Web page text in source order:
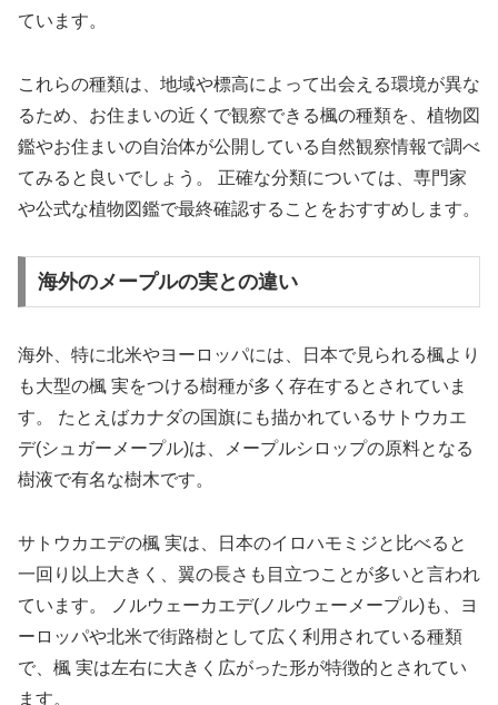
ています。
これらの種類は、地域や標高によって出会える環境が異な
るため、お住まいの近くで観察できる楓の種類を、植物図
鑑やお住まいの自治体が公開している自然観察情報で調べ
てみると良いでしょう。 正確な分類については、専門家
や公式な植物図鑑で最終確認することをおすすめします。
海外のメープルの実との違い
海外、特に北米やヨーロッパには、日本で見られる楓より
も大型の楓 実をつける樹種が多く存在するとされていま
す。 たとえばカナダの国旗にも描かれているサトウカエ
デ(シュガーメープル)は、メープルシロップの原料となる
樹液で有名な樹木です。
サトウカエデの楓 実は、日本のイロハモミジと比べると
一回り以上大きく、翼の長さも目立つことが多いと言われ
ています。 ノルウェーカエデ(ノルウェーメープル)も、ヨ
ーロッパや北米で街路樹として広く利用されている種類
で、楓 実は左右に大きく広がった形が特徴的とされてい
ます。